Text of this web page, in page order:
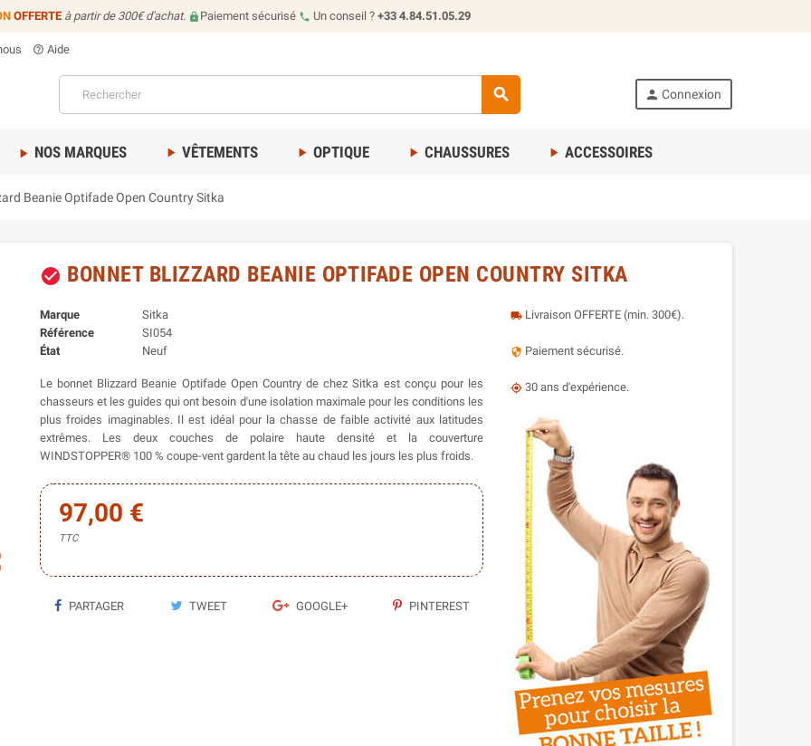
OFFERTE à partir de 300€ d'achat. lock Paiement sécurisé call Un conseil ? +33 4.84.51.05.29
help_outline Aide
search person Connexion
play_arrow NOS MARQUES play_arrow VÊTEMENTS play_arrow OPTIQUE play_arrow CHAUSSURES play_arrow ACCESSOIRES
Beanie Optifade Open Country Sitka
check_circle BONNET BLIZZARD BEANIE OPTIFADE OPEN COUNTRY SITKA
Marque
Sitka
Référence
SI054
État
Neuf
Le bonnet Blizzard Beanie Optifade Open Country de chez Sitka est conçu pour les
chasseurs et les guides qui ont besoin d'une isolation maximale pour les conditions les
plus froides imaginables. Il est idéal pour la chasse de faible activité aux latitudes
extrêmes. Les deux couches de polaire haute densité et la couverture
WINDSTOPPER® 100 % coupe-vent gardent la tête au chaud les jours les plus froids.
97,00 €
TTC
PARTAGER TWEET GOOGLE+ PINTEREST
local_shippingLivraison OFFERTE (min. 300€).
security Paiement sécurisé.
my_location30 ans d'expérience.